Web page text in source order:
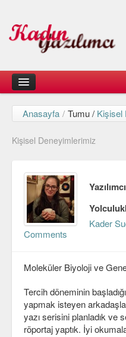
Kadın
Duyurular
Düşündüklerimiz
Teknik
Arayüz Tasarımı
Java
Javascript
Anasayfa / Tumu / Kişisel
Kişisel Deneyimlerimiz
Kader
Comments
Moleküler Biyoloji ve
Tercih döneminin
yapmak isteyen
yazı serisini planladık ve
röportaj yaptık. İyi